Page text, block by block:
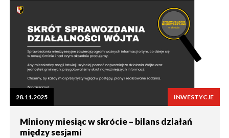
28.11.2025 INWESTYCJE
Miniony miesiąc w skrócie – bilans działań
między sesjami